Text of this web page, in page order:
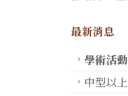
最新消息
學術活動
中型以